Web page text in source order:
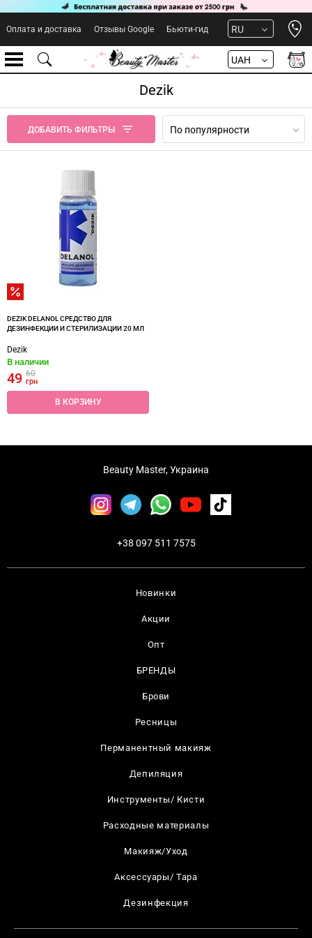
Оплата и доставка Отзывы Google Бьюти-гид RU
UAH
Dezik
ДОБАВИТЬ ФИЛЬТРЫ По популярности
DEZIK DELANOL СРЕДСТВО ДЛЯ
ДЕЗИНФЕКЦИИ И СТЕРИЛИЗАЦИИ 20 МЛ
Dezik
В наличии
49 60
грн
В КОРЗИНУ
Новинки
Акции
Опт
БРЕНДЫ
Брови
Ресницы
Перманентный макияж
Депиляция
Инструменты/ Кисти
Расходные материалы
Макияж/Уход
Аксессуары/ Тара
Дезинфекция
Beauty Master, Украина
+38 097 511 7575